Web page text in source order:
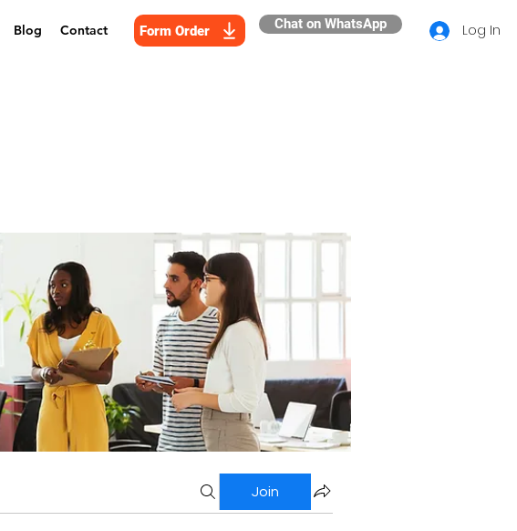
Blog Contact Form Order Chat on WhatsApp Log In
Join